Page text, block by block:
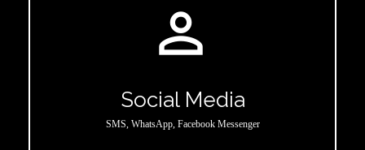
person_outline
Social Media
SMS, WhatsApp, Facebook Messenger